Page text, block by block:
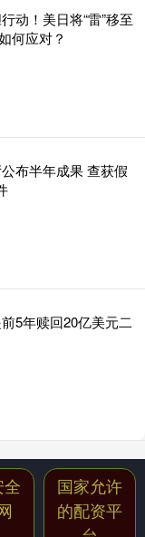
动！美日将“雷”移至
何应对？
布半年成果 查获假
5年赎回20亿美元二
国家允许
的配资平